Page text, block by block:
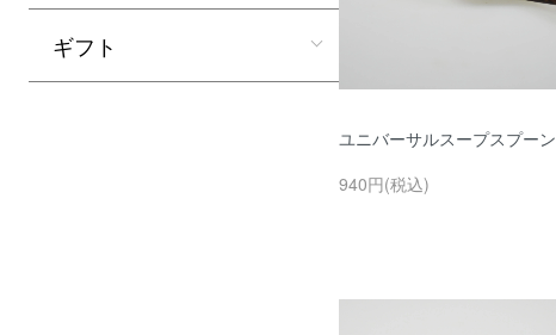
ユニバーサルスープスプーン
940円(税込)
ギフト